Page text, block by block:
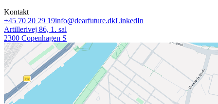
Kontakt
+45 70 20 29 19info@dearfuture.dkLinkedIn
Artillerivej 86, 1. sal
2300 Copenhagen S